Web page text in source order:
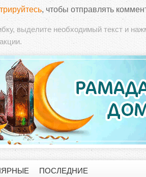
, чтобы отправлять
выделите необходимый текст и
ПОСЛЕДНИЕ